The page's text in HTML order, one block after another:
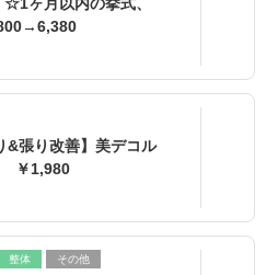
&張り改善】美デコル
￥1,980
整体 その他